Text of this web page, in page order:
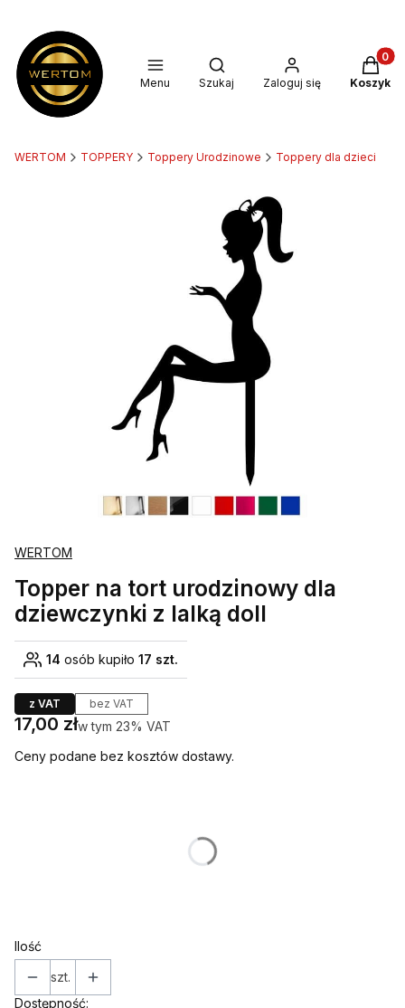
Menu
Otwórz wyszukiwarkę
Szukaj Zaloguj się Koszyk
WERTOM TOPPERY Toppery Urodzinowe Toppery dla dzieci
WERTOM
Topper na tort urodzinowy dla
dziewczynki z lalką doll
14 osób kupiło 17 szt.
z VAT bez VAT
Cena
17,00 złw tym 23% VAT
w tym 23% VAT
Ceny podane bez kosztów dostawy.
Ilość
szt.
Dostępność: